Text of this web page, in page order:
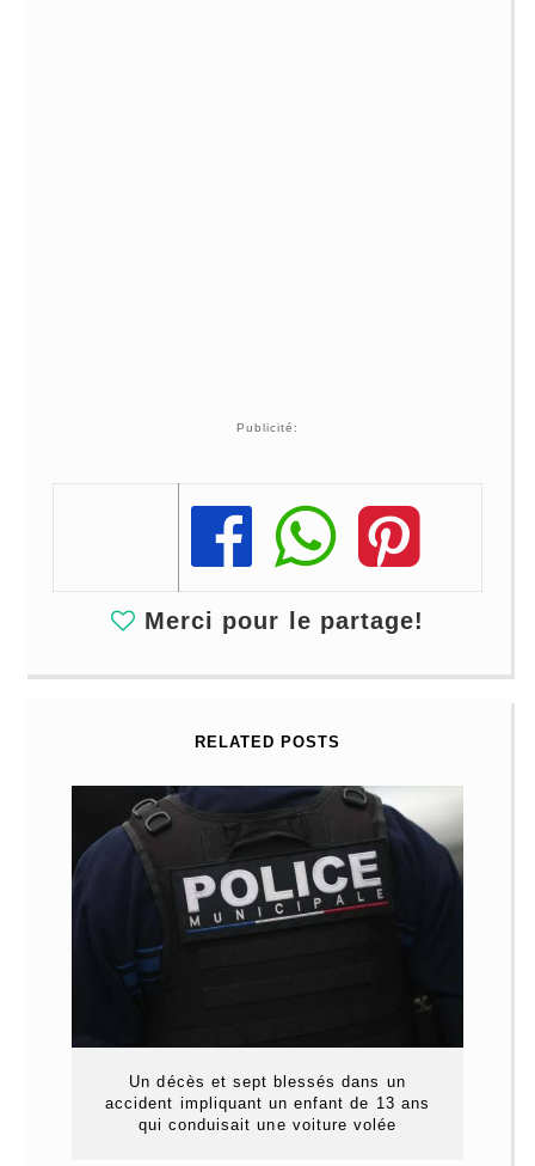
Publicité:
Share
Share
Share
Merci pour le partage!
RELATED POSTS
Un décès et sept blessés dans un
accident impliquant un enfant de 13 ans
qui conduisait une voiture volée